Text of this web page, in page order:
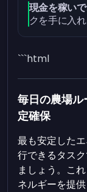
現金を稼いで
クを手に入れ
```html
毎日の農場
定確保
最も安定した
行できるタス
ましょう。こ
ネルギーを提供